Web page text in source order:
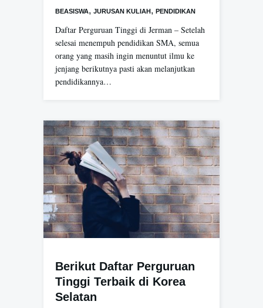
BEASISWA, JURUSAN KULIAH, PENDIDIKAN
Daftar Perguruan Tinggi di Jerman – Setelah
selesai menempuh pendidikan SMA, semua
orang yang masih ingin menuntut ilmu ke
jenjang berikutnya pasti akan melanjutkan
pendidikannya…
Berikut Daftar Perguruan
Tinggi Terbaik di Korea
Selatan